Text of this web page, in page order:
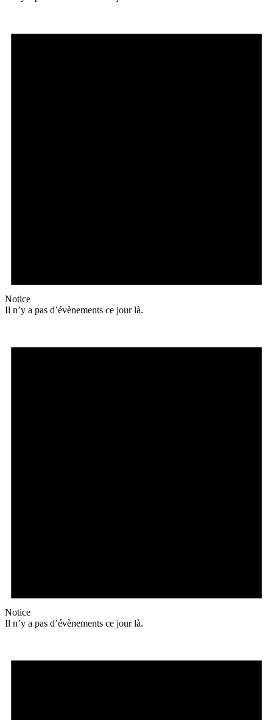
Notice
Il n’y a pas d’évènements ce jour là.
Notice
Il n’y a pas d’évènements ce jour là.